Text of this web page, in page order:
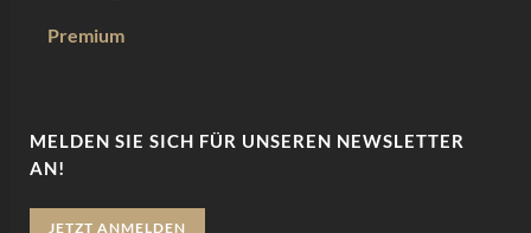
Premium
MELDEN SIE SICH FÜR UNSEREN NEWSLETTER
AN!
JETZT ANMELDEN